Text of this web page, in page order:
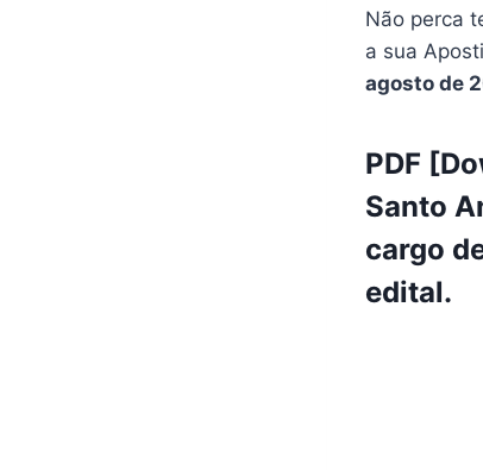
Não perca
a sua
agosto de
PDF
Santo
cargo
edital.